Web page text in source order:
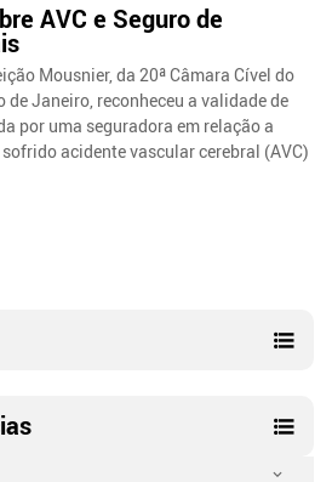
AVC e Seguro de
Mousnier, da 20ª Câmara Cível do
Janeiro, reconheceu a validade de
por uma seguradora em relação a
acidente vascular cerebral (AVC)